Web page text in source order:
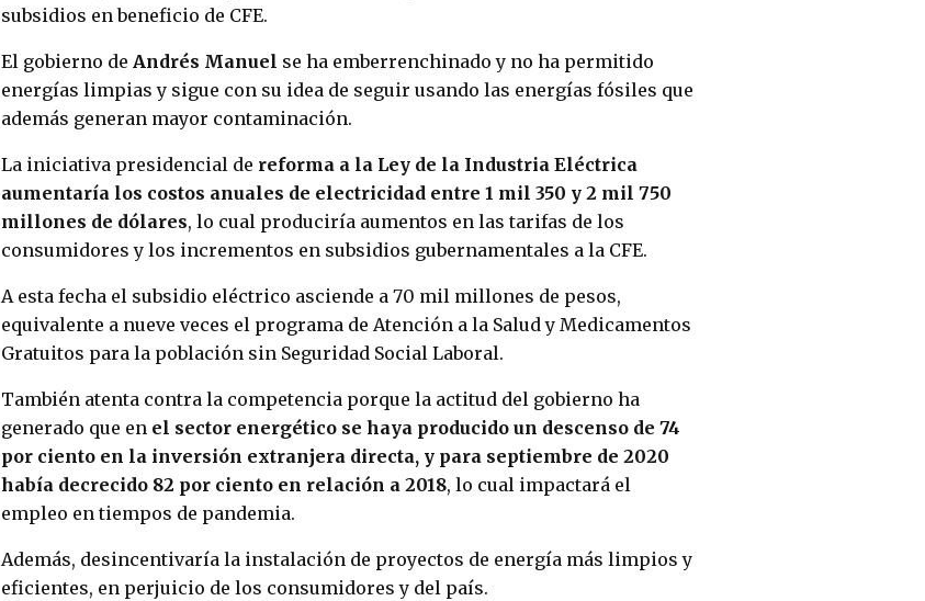
subsidios en beneficio de CFE.
El gobierno de Andrés Manuel se ha emberrenchinado y no ha permitido
energías limpias y sigue con su idea de seguir usando las energías fósiles que
además generan mayor contaminación.
La iniciativa presidencial de reforma a la Ley de la Industria Eléctrica
aumentaría los costos anuales de electricidad entre 1 mil 350 y 2 mil 750
millones de dólares, lo cual produciría aumentos en las tarifas de los
consumidores y los incrementos en subsidios gubernamentales a la CFE.
A esta fecha el subsidio eléctrico asciende a 70 mil millones de pesos,
equivalente a nueve veces el programa de Atención a la Salud y Medicamentos
Gratuitos para la población sin Seguridad Social Laboral.
También atenta contra la competencia porque la actitud del gobierno ha
generado que en el sector energético se haya producido un descenso de 74
por ciento en la inversión extranjera directa, y para septiembre de 2020
había decrecido 82 por ciento en relación a 2018, lo cual impactará el
empleo en tiempos de pandemia.
Además, desincentivaría la instalación de proyectos de energía más limpios y
eficientes, en perjuicio de los consumidores y del país.